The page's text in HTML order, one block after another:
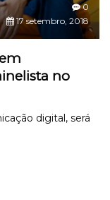
0
17 setembro, 2018
no
digital, será